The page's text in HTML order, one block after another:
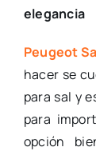
elegancia
Peugeot
hacer se
para sal y
para
opción